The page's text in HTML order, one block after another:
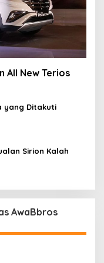
All New Terios
yang Ditakuti
Sirion Kalah
AwaBbros